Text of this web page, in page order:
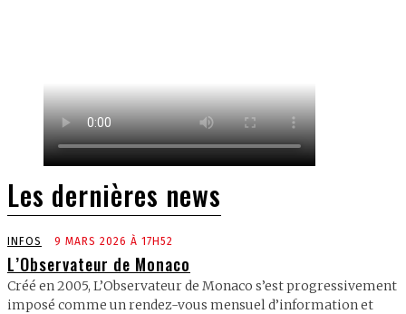
Les dernières news
INFOS 9 MARS 2026 À 17H52
L’Observateur de Monaco
Créé en 2005, L’Observateur de Monaco s’est progressivement
imposé comme un rendez-vous mensuel d’information et